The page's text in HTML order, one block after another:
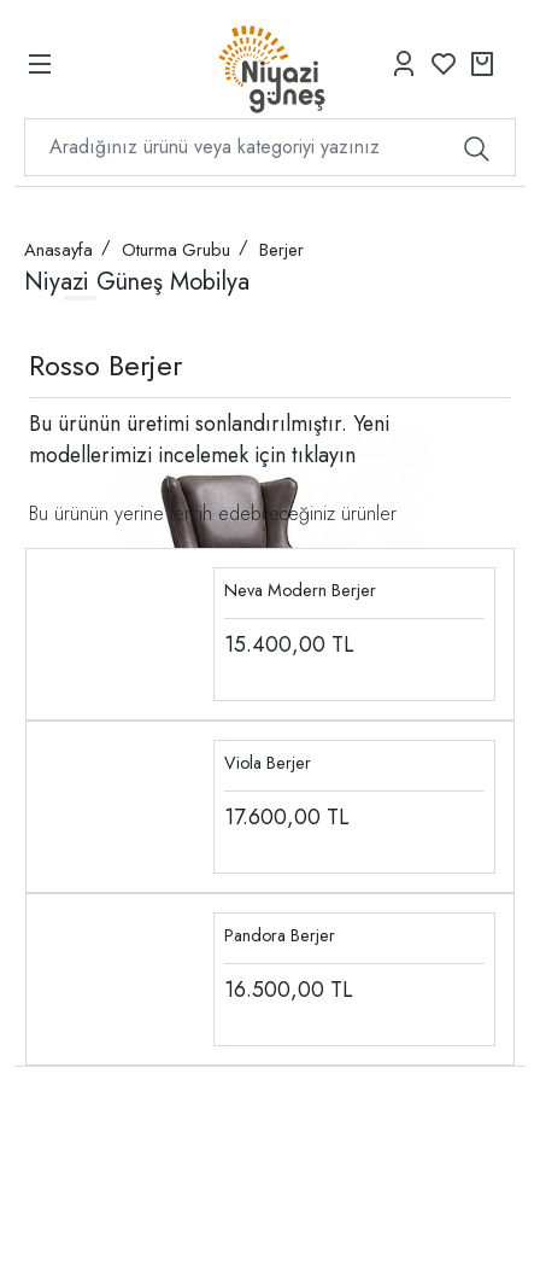
Anasayfa Oturma Grubu Berjer
Niyazi Güneş Mobilya
Rosso Berjer
Bu ürünün üretimi sonlandırılmıştır. Yeni
modellerimizi incelemek içintıklayın
Bu ürünün yerine tercih edebileceğiniz ürünler
Neva Modern Berjer
15.400,00 TL
Viola Berjer
17.600,00 TL
Pandora Berjer
16.500,00 TL